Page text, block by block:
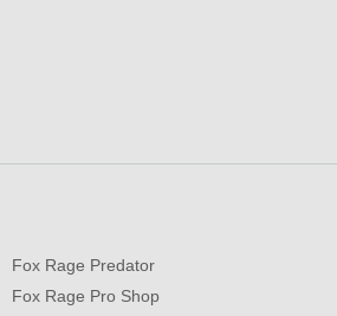
Fox Rage Predator
Fox Rage Pro Shop